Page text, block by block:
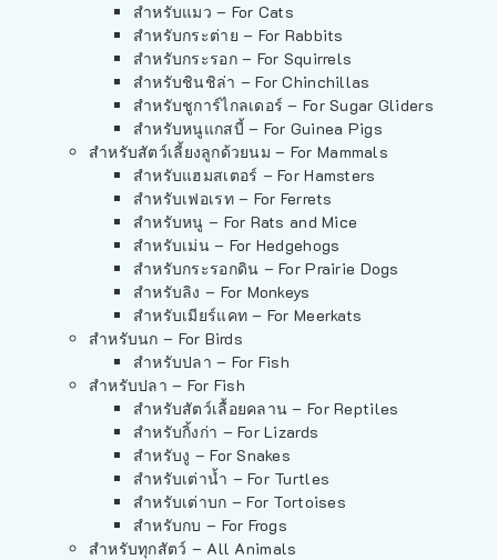
สำหรับแมว – For Cats
สำหรับกระต่าย – For Rabbits
สำหรับกระรอก – For Squirrels
สำหรับชินชิล่า – For Chinchillas
สำหรับชูการ์ไกลเดอร์ – For Sugar Gliders
สำหรับหนูแกสบี้ – For Guinea Pigs
สำหรับสัตว์เลี้ยงลูกด้วยนม – For Mammals
สำหรับแฮมสเตอร์ – For Hamsters
สำหรับเฟอเรท – For Ferrets
สำหรับหนู – For Rats and Mice
สำหรับเม่น – For Hedgehogs
สำหรับกระรอกดิน – For Prairie Dogs
สำหรับลิง – For Monkeys
สำหรับเมียร์แคท – For Meerkats
สำหรับนก – For Birds
สำหรับปลา – For Fish
สำหรับปลา – For Fish
สำหรับสัตว์เลื้อยคลาน – For Reptiles
สำหรับกิ้งก่า – For Lizards
สำหรับงู – For Snakes
สำหรับเต่าน้ำ – For Turtles
สำหรับเต่าบก – For Tortoises
สำหรับกบ – For Frogs
สำหรับทุกสัตว์ – All Animals